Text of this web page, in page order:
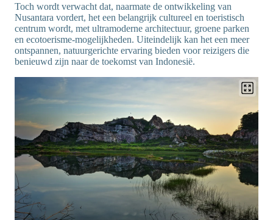
Toch wordt verwacht dat, naarmate de ontwikkeling van
Nusantara vordert, het een belangrijk cultureel en toeristisch
centrum wordt, met ultramoderne architectuur, groene parken
en ecotoerisme-mogelijkheden. Uiteindelijk kan het een meer
ontspannen, natuurgerichte ervaring bieden voor reizigers die
benieuwd zijn naar de toekomst van Indonesië.